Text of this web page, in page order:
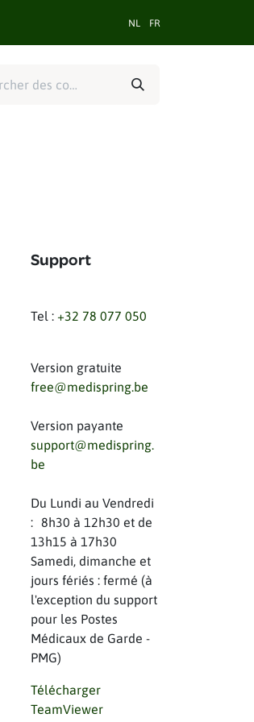
NL FR
Support
Tel : +32 78 077 050
Version gratuite
free@medispring.be
Version payante
support@medispring.
be
Du Lundi au Vendredi
: 8h30 à 12h30 et de
13h15 à 17h30
Samedi, dimanche et
jours fériés : fermé (à
l'exception du support
pour les Postes
Médicaux de Garde -
PMG)
Télécharger
TeamViewer